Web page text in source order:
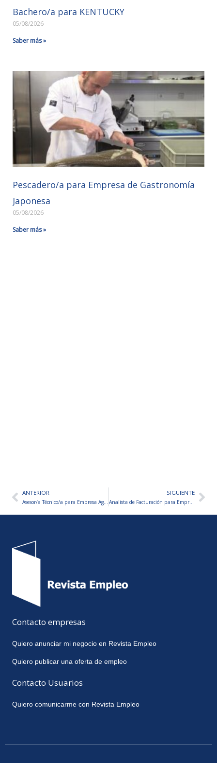
Bachero/a para KENTUCKY
05/08/2026
Saber más »
Pescadero/a para Empresa de Gastronomía
Japonesa
05/08/2026
Saber más »
AntANTERIOR
Asesor/a Técnico/a para Empresa Agrónoma
SIGUIENTE
Analista de Facturación para Empresa Alimenticia
Contacto empresas
Quiero anunciar mi negocio en Revista Empleo
Quiero publicar una oferta de empleo
Contacto Usuarios
Quiero comunicarme con Revista Empleo